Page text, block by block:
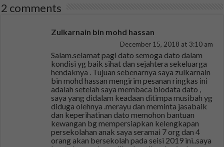
2 comments
Zulkarnain bin mohd hassan
December 15, 2018 at 3:10 am
Salam.selamat pagi dato semoga dato dalam
kondisi yg baik sihat dan sejahtera sekeluarga
hendaknya . Tujuan sebenarnya saya zulkarnain
bin mohd hassan mengirim pesanan ringkas ini
adalah setelah saya membaca biodata dato ,
saya yang didalam keadaan ditimpa musibah yg
diduga olehnya .merayu dan meminta jasabaik
dan keperihatinan dato memohon bantuan
kewangan bg mempersiapkan kelengkapan
persekolahan anak saya seramai 7 org dan 4
orang akan bersekolah pada seisi 2019 ini..saya